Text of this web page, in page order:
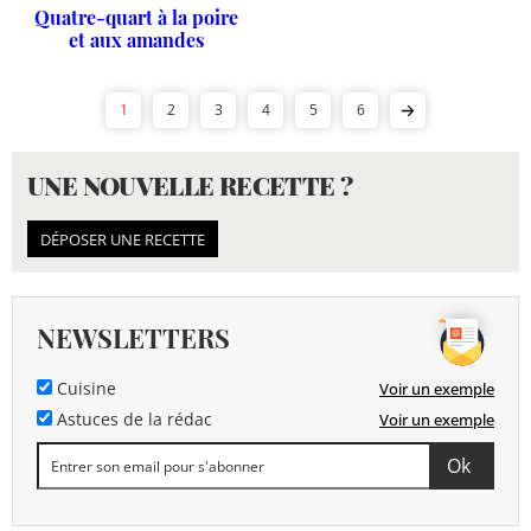
Quatre-quart à la poire
et aux amandes
1 2 3 4 5 6
UNE NOUVELLE RECETTE ?
DÉPOSER UNE RECETTE
NEWSLETTERS
Cuisine Voir un exemple
Astuces de la rédac Voir un exemple